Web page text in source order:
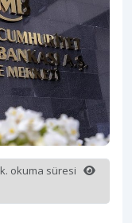
okuma süresi